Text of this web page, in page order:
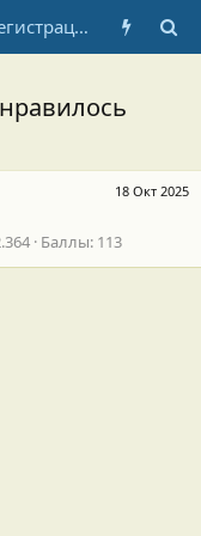
Регистрация
18 Окт 2025
Баллы 113